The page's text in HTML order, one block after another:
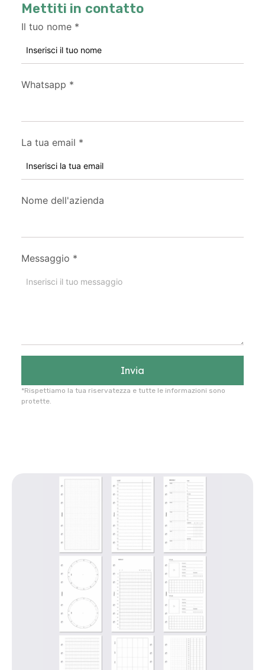
Mettiti in contatto
Il tuo nome *
Whatsapp *
La tua email *
Nome dell'azienda
Messaggio *
Invia
*Rispettiamo la tua riservatezza e tutte le informazioni sono
protette.